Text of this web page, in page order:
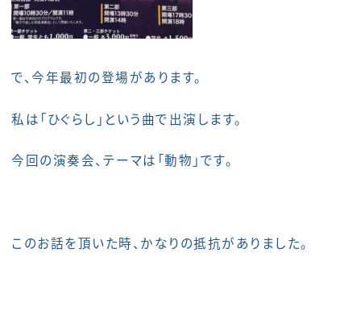
で、今年最初の登場があります。
私は「ひぐらし」という曲で出演します。
今回の演奏会、テーマは「動物」です。
このお話を頂いた時、かなりの抵抗がありました。